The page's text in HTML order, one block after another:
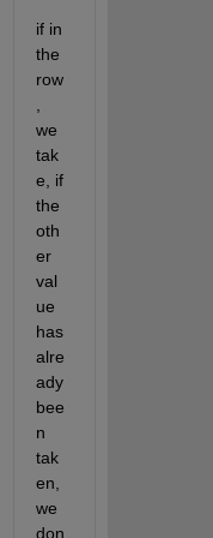
if in
the
row
we
tak
e, if
the
oth
er
val
ue
has
alre
ady
bee
n
tak
en,
we
don